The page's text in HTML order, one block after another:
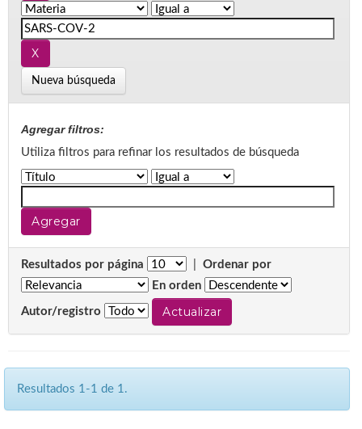
Nueva búsqueda
Agregar filtros:
Utiliza filtros para refinar los resultados de búsqueda
Resultados por página
Ordenar por
En orden
Autor/registro
Resultados 1-1 de 1.